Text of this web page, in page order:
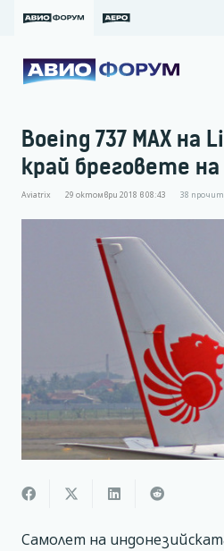
Boeing 737 MAX на
край бреговете
Aviatrix 29 октомври 2018 в 08:43 38
Самолет на